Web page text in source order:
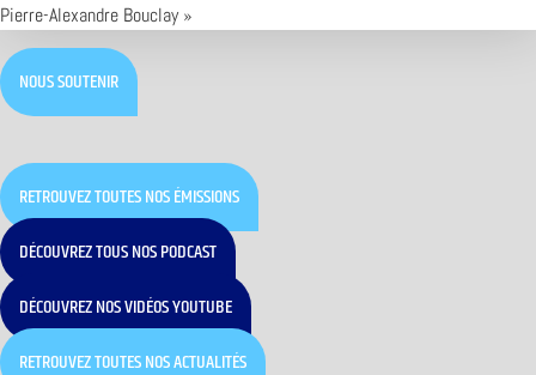
Pierre-Alexandre Bouclay »
NOUS SOUTENIR
RETROUVEZ TOUTES NOS ÉMISSIONS
DÉCOUVREZ TOUS NOS PODCAST
DÉCOUVREZ NOS VIDÉOS YOUTUBE
RETROUVEZ TOUTES NOS ACTUALITÉS